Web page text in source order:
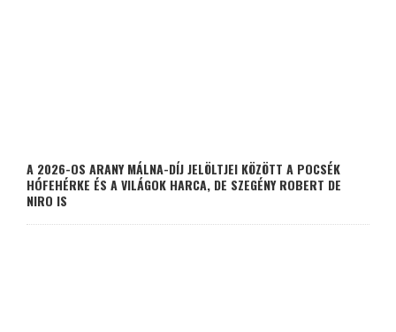
A 2026-OS ARANY MÁLNA-DÍJ JELÖLTJEI KÖZÖTT A POCSÉK
HÓFEHÉRKE ÉS A VILÁGOK HARCA, DE SZEGÉNY ROBERT DE
NIRO IS